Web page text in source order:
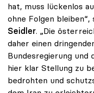
hat, muss lückenlos
ohne Folgen bleiben“,
Seidler. „Die
daher einen
Bundesregierung und
hier klar Stellung zu
bedrohten und